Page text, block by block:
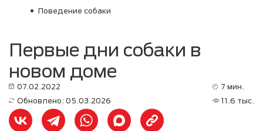
Поведение собаки
Первые дни собаки в
новом доме
07.02.2022
7 мин.
Обновлено: 05.03.2026
11.6 тыс.